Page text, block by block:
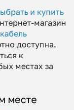
и купить
магазин
доступна.
к
местах за
месте